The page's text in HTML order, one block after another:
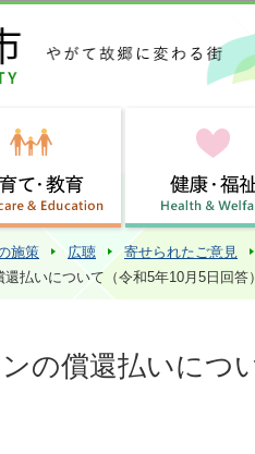
この
施策 広聴 寄せられたご意見
払いについて（令和5年10月5日回答）
の償還払いにつ